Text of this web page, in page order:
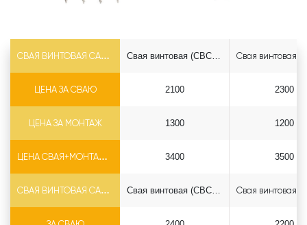
СВАЯ ВИНТОВАЯ САМОРЕЗ Ф73*5.5
ЦЕНА ЗА СВАЮ
ЦЕНА ЗА МОНТАЖ
ЦЕНА СВАЯ+МОНТАЖ (БЕЗ ОГОЛОВКА)
Свая винтовая (СВСН) 73*2500 саморез
2100
1300
3400
2300
1200
3500
СВАЯ ВИНТОВАЯ САМОРЕЗ Ф89*6.5 Свая винтовая (СВСН) 89*2500 саморез